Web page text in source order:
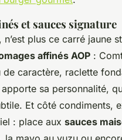
et sauces signature
plus ce carré jaune
affinés AOP :
de caractère, raclette
sa personnalité,
Et côté condiments,
: place aux sauces